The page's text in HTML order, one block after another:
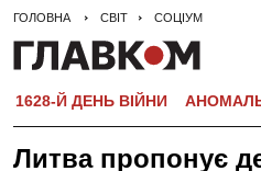
ГОЛОВНА СВІТ СОЦІУМ
1628-Й ДЕНЬ ВІЙНИ
Литва пропонує